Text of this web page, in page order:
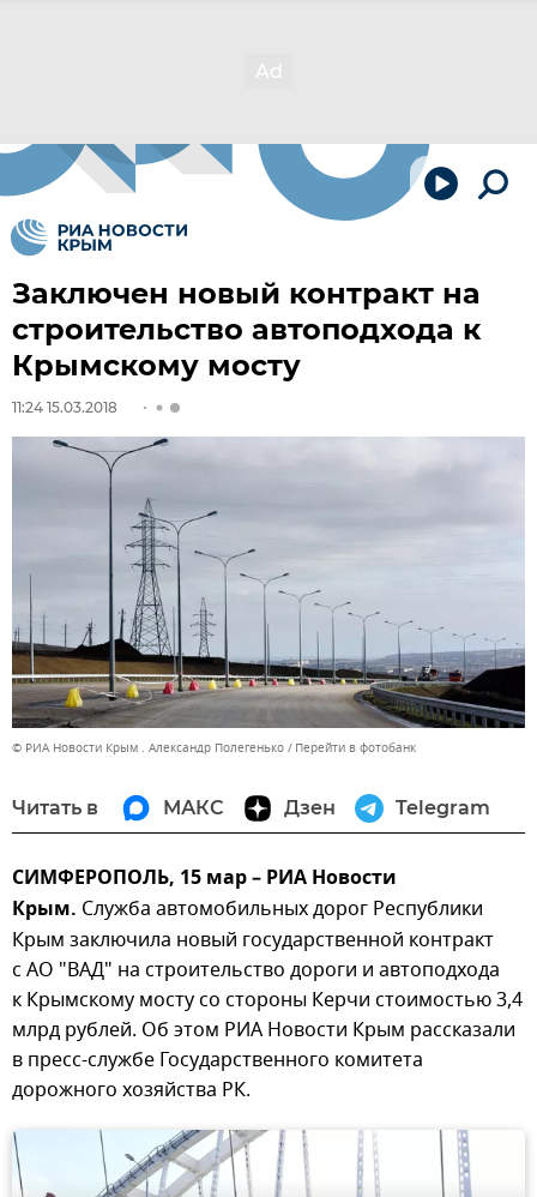
Заключен новый контракт на
строительство автоподхода к
Крымскому мосту
11:24 15.03.2018
© РИА Новости Крым . Александр Полегенько Перейти в фотобанк
Читать в МАКС Дзен Telegram
СИМФЕРОПОЛЬ, 15 мар – РИА Новости
Крым. Служба автомобильных дорог Республики
Крым заключила новый государственной контракт
с АО "ВАД" на строительство дороги и автоподхода
к Крымскому мосту со стороны Керчи стоимостью 3,4
млрд рублей. Об этом РИА Новости Крым рассказали
в пресс-службе Государственного комитета
дорожного хозяйства РК.